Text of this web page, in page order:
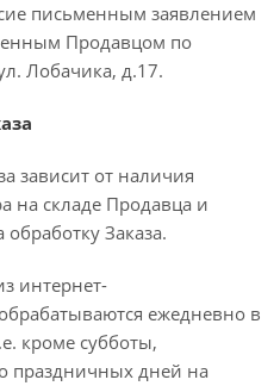
письменным заявлением
Продавцом по
Лобачика, д.17.
зависит от наличия
на складе Продавца и
Заказа.
интернет-
ежедневно в
кроме субботы,
праздничных дней на